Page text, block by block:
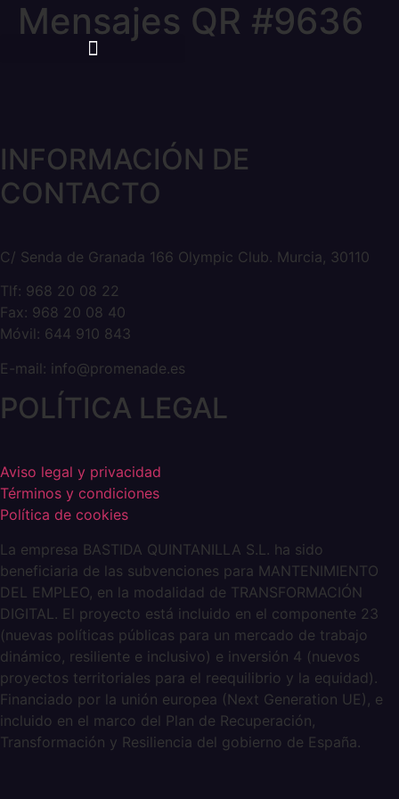
Mensajes QR #9636
INFORMACIÓN DE
CONTACTO
C/ Senda de Granada 166 Olympic Club. Murcia, 30110
Tlf: 968 20 08 22
Fax: 968 20 08 40
Móvil: 644 910 843
E-mail: info@promenade.es
POLÍTICA LEGAL
Aviso legal y privacidad
Términos y condiciones
Política de cookies
La empresa BASTIDA QUINTANILLA S.L. ha sido
beneficiaria de las subvenciones para MANTENIMIENTO
DEL EMPLEO, en la modalidad de TRANSFORMACIÓN
DIGITAL. El proyecto está incluido en el componente 23
(nuevas políticas públicas para un mercado de trabajo
dinámico, resiliente e inclusivo) e inversión 4 (nuevos
proyectos territoriales para el reequilibrio y la equidad).
Financiado por la unión europea (Next Generation UE), e
incluido en el marco del Plan de Recuperación,
Transformación y Resiliencia del gobierno de España.